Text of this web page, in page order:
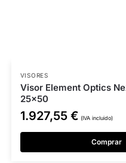
VISORES
Visor Element Optics
25×50
1.927,55 € (IVA incluido)
Comprar